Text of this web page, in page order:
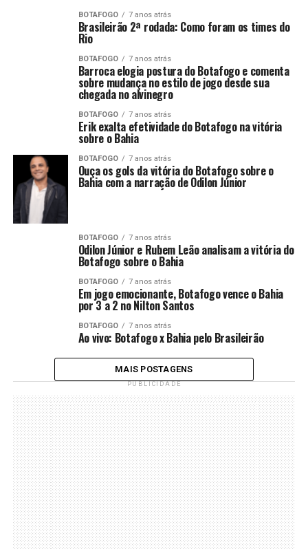
BOTAFOGO 7 anos atrás
Brasileirão 2ª rodada: Como foram os times do
Rio
BOTAFOGO 7 anos atrás
Barroca elogia postura do Botafogo e comenta
sobre mudança no estilo de jogo desde sua
chegada no alvinegro
BOTAFOGO 7 anos atrás
Erik exalta efetividade do Botafogo na vitória
sobre o Bahia
BOTAFOGO 7 anos atrás
Ouça os gols da vitória do Botafogo sobre o
Bahia com a narração de Odilon Júnior
BOTAFOGO 7 anos atrás
Odilon Júnior e Rubem Leão analisam a vitória do
Botafogo sobre o Bahia
BOTAFOGO 7 anos atrás
Em jogo emocionante, Botafogo vence o Bahia
por 3 a 2 no Nilton Santos
BOTAFOGO 7 anos atrás
Ao vivo: Botafogo x Bahia pelo Brasileirão
MAIS POSTAGENS
PUBLICIDADE